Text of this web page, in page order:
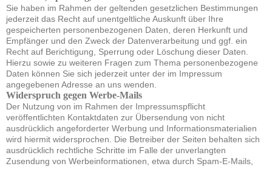
Sie haben im Rahmen der geltenden gesetzlichen Bestimmungen
jederzeit das Recht auf unentgeltliche Auskunft über Ihre
gespeicherten personenbezogenen Daten, deren Herkunft und
Empfänger und den Zweck der Datenverarbeitung und ggf. ein
Recht auf Berichtigung, Sperrung oder Löschung dieser Daten.
Hierzu sowie zu weiteren Fragen zum Thema personenbezogene
Daten können Sie sich jederzeit unter der im Impressum
angegebenen Adresse an uns wenden.
Widerspruch gegen Werbe-Mails
Der Nutzung von im Rahmen der Impressumspflicht
veröffentlichten Kontaktdaten zur Übersendung von nicht
ausdrücklich angeforderter Werbung und Informationsmaterialien
wird hiermit widersprochen. Die Betreiber der Seiten behalten sich
ausdrücklich rechtliche Schritte im Falle der unverlangten
Zusendung von Werbeinformationen, etwa durch Spam-E-Mails,